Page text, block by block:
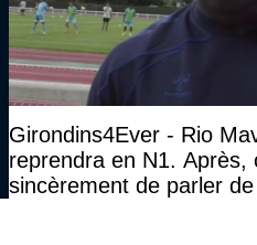
Girondins4Ever - Rio
reprendra en N1. Après,
sincèrement de parler